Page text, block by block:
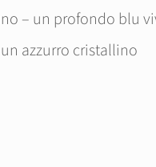
– un profondo blu
azzurro cristallino